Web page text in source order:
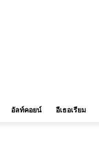
อัลท์คอยน์ อีเธอเรียม